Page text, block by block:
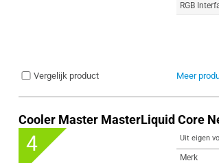
RGB
Vergelijk product Meer
Cooler Master MasterLiquid Core
4 Uit eigen
Merk